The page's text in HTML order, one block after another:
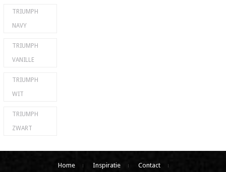
TRIUMPH
NAVY
TRIUMPH
VANILLE
TRIUMPH
WIT
TRIUMPH
ZWART
Home Inspiratie Contact